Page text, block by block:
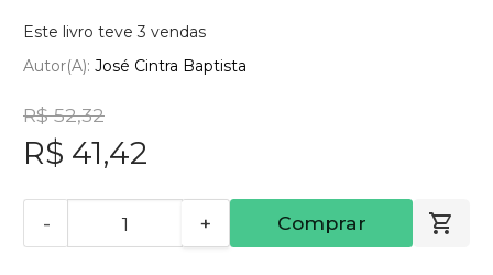
Este livro teve 3 vendas
Autor(a): José Cintra Baptista
R$ 52,32
R$ 41,42
- + Comprar